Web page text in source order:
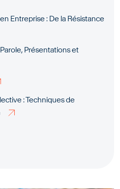
Entreprise : De la Résistance
Présentations et
: Techniques de